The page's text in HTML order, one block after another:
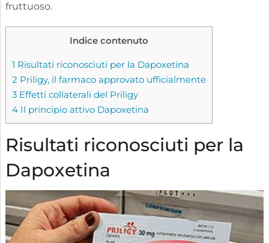
fruttuoso.
Indice contenuto
1 Risultati riconosciuti per la Dapoxetina
2 Priligy, il farmaco approvato ufficialmente
3Effetti collaterali del Priligy
4Il principio attivo Dapoxetina
Risultati riconosciuti per la
Dapoxetina